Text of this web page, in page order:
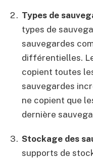
Types de
types de
sauvegardes
différentielles.
copient toutes
sauvegardes
ne copient que
dernière
Stockage des
supports de